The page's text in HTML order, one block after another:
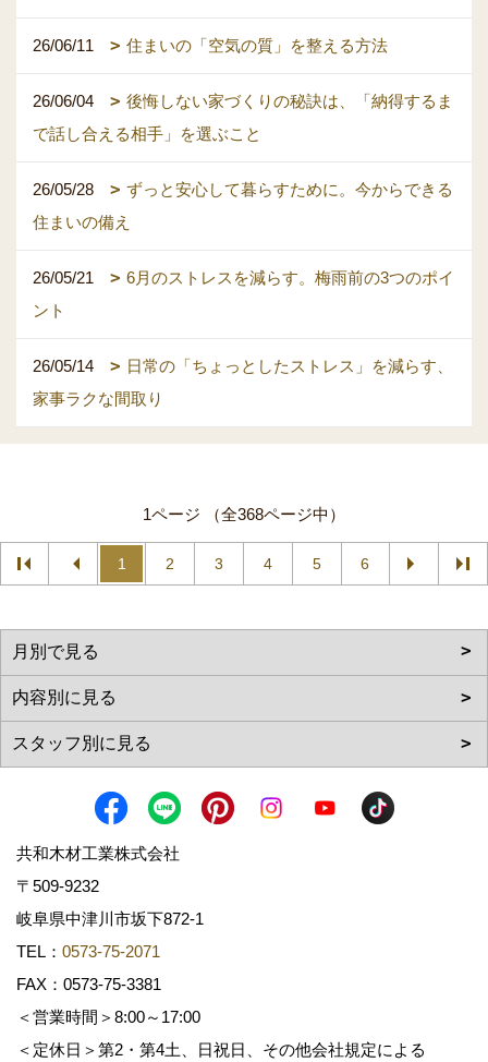
26/06/11 住まいの「空気の質」を整える方法
26/06/04
後悔しない家づくりの秘訣は、「納得するま
で話し合える相手」を選ぶこと
26/05/28
ずっと安心して暮らすために。今からできる
住まいの備え
26/05/21
6月のストレスを減らす。梅雨前の3つのポイ
ント
26/05/14
日常の「ちょっとしたストレス」を減らす、
家事ラクな間取り
1ページ （全368ページ中）
1 2 3 4 5 6
共和木材工業株式会社
〒509-9232
岐阜県中津川市坂下872‐1
TEL： 0573-75-2071
FAX：0573-75-3381
＜営業時間＞8:00～17:00
＜定休日＞第2・第4土、日祝日、その他会社規定による